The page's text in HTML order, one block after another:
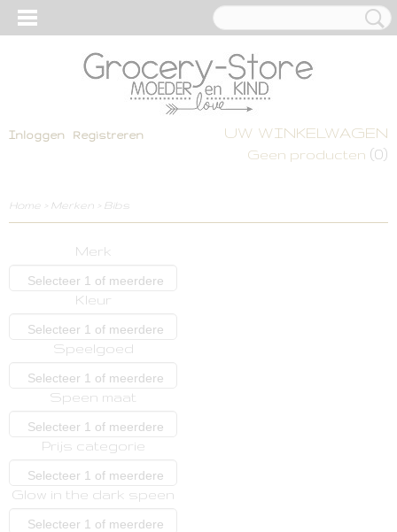
Inloggen Registreren UW WINKELWAGEN
Geen producten (0)
Home > Merken > Bibs
Merk
Selecteer 1 of meerdere
opties
Kleur
Selecteer 1 of meerdere
opties
Speelgoed
Selecteer 1 of meerdere
opties
Speen maat
Selecteer 1 of meerdere
opties
Prijs categorie
Selecteer 1 of meerdere
opties
Glow in the dark speen
Selecteer 1 of meerdere